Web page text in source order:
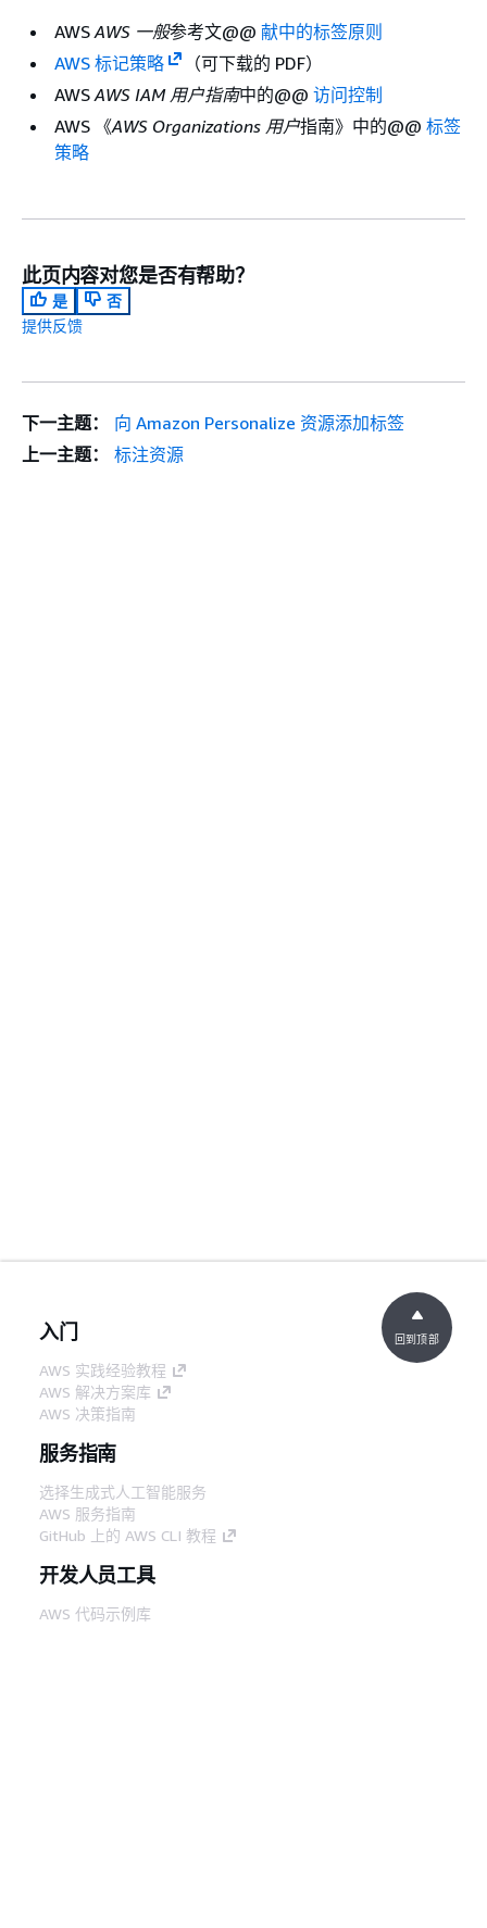
AWS AWS 一般参考文@@ 献中的标签原则
AWS 标记策略
（可下载的 PDF）
AWS AWS IAM 用户指南中的@@ 访问控制
AWS 《AWS Organizations 用户指南》中的@@ 标签
策略
此页内容对您是否有帮助？
是
否
提供反馈
下一主题：
向 Amazon Personalize 资源添加标签
上一主题：
标注资源
入门
AWS 实践经验教程
AWS 解决方案库
AWS 决策指南
服务指南
选择生成式人工智能服务
AWS 服务指南
GitHub 上的 AWS CLI 教程
开发人员工具
AWS 代码示例库
回到顶部